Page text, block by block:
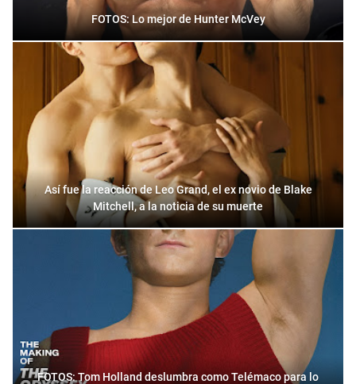
FOTOS: Lo mejor de Hunter McVey
Así fue la reacción de Leo Grand, el ex novio de Blake
Mitchell, a la noticia de su muerte
FOTOS: Tom Holland deslumbra como Telémaco para lo